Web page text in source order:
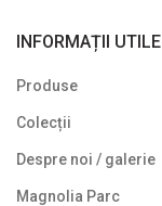
INFORMAȚII UTILE
Produse
Colecții
Despre noi / galerie
Magnolia Parc